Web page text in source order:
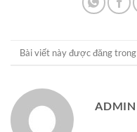
Bài viết này được đăng trong
ADMIN